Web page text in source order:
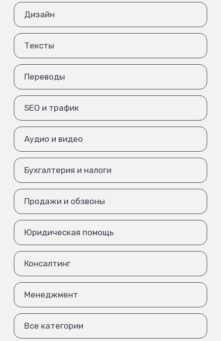
Дизайн
Тексты
Переводы
SEO и трафик
Аудио и видео
Бухгалтерия и налоги
Продажи и обзвоны
Юридическая помощь
Консалтинг
Менеджмент
Все категории